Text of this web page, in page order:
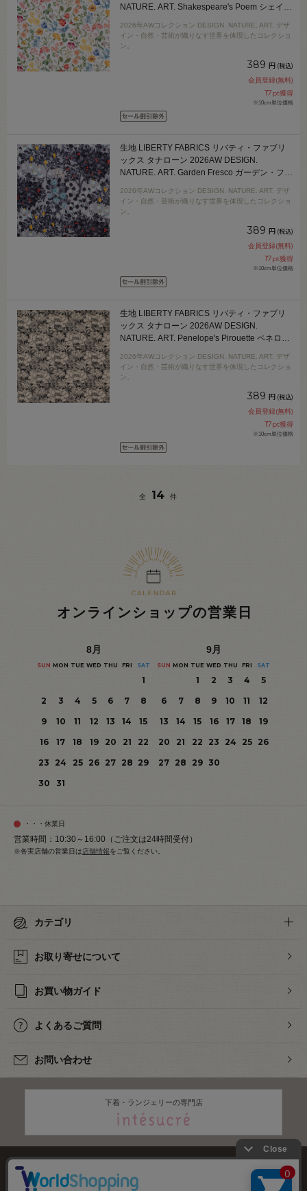
NATURE. ART. Shakespeare's Poem シェイク
09Ac04j
2026年AWコレクション DESIGN. NATURE. ART. デザ
イン・自然・芸術が織りなす世界を体現したコレクショ
ン。
389 円 (税込)
会員登録(無料)
17pt獲得
※10cm単位価格
生地 LIBERTY FABRICS リバティ・ファブリ
ックス タナローン 2026AW DESIGN.
NATURE. ART. Garden Fresco ガーデン・フレ
2026年AWコレクション DESIGN. NATURE. ART. デザ
イン・自然・芸術が織りなす世界を体現したコレクショ
ン。
389 円 (税込)
会員登録(無料)
17pt獲得
※10cm単位価格
生地 LIBERTY FABRICS リバティ・ファブリ
ックス タナローン 2026AW DESIGN.
NATURE. ART. Penelope's Pirouette ペネロペ
ー/ブラック 09Ac04j
2026年AWコレクション DESIGN. NATURE. ART. デザ
イン・自然・芸術が織りなす世界を体現したコレクショ
ン。
389 円 (税込)
会員登録(無料)
17pt獲得
※10cm単位価格
全 14 件
オンラインショップの営業日
8月
SUN MON TUE WED THU FRI SAT
1
2
3 4 5 6 7
8
9
10 11 12 13 14
15
16
17 18 19 20 21
22
23
24 25 26 27 28 29
30
31
9月
SUN MON TUE WED THU FRI SAT
1 2 3 4
5
6
7 8 9 10 11
12
13
14 15 16 17 18
19
20
21 22 23 24 25
26
27 28 29 30
・・・休業日
営業時間：10:30～16:00（ご注文は24時間受付）
※各実店舗の営業日は 店舗情報をご覧ください。
カテゴリ
お取り寄せについて
お買い物ガイド
よくあるご質問
お問い合わせ
下着・ランジェリーの専門店